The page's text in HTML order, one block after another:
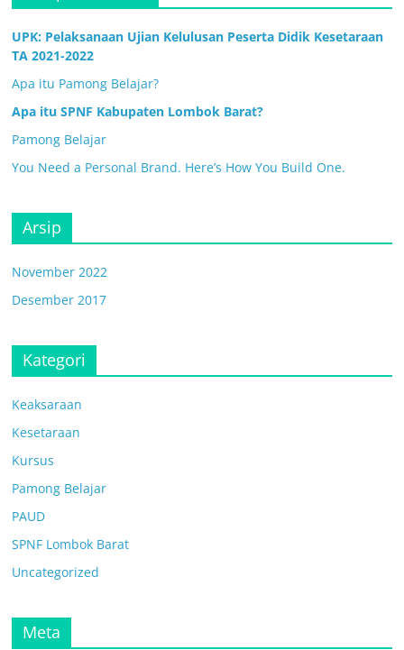
UPK: Pelaksanaan Ujian Kelulusan Peserta Didik Kesetaraan
TA 2021-2022
Apa itu Pamong Belajar?
Apa itu SPNF Kabupaten Lombok Barat?
Pamong Belajar
You Need a Personal Brand. Here’s How You Build One.
Arsip
November 2022
Desember 2017
Kategori
Keaksaraan
Kesetaraan
Kursus
Pamong Belajar
PAUD
SPNF Lombok Barat
Uncategorized
Meta